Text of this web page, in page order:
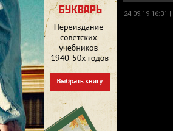
24.09.19 16:31 |